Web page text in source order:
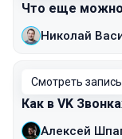
Что еще можно
Николай
Смотреть запись
Как в VK
Алексей